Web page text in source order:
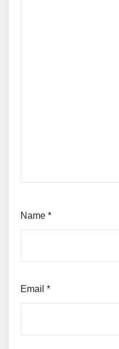
Name *
Email *